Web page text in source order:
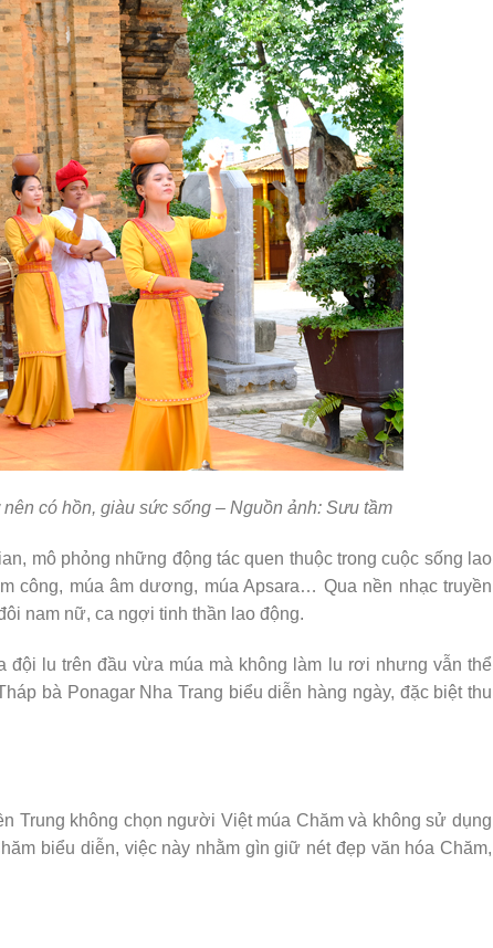
có hồn, giàu sức sống – Nguồn ảnh: Sưu tầm
mô phỏng những động tác quen thuộc trong cuộc sống lao
công, múa âm dương, múa Apsara… Qua nền nhạc truyền
nam nữ, ca ngợi tinh thần lao động.
lu trên đầu vừa múa mà không làm lu rơi nhưng vẫn thể
bà Ponagar Nha Trang biểu diễn hàng ngày, đặc biệt thu
Trung không chọn người Việt múa Chăm và không sử dụng
biểu diễn, việc này nhằm gìn giữ nét đẹp văn hóa Chăm,